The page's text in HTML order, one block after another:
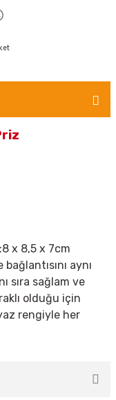
x 8,5 x 7cm
aynı
sıra sağlam ve
olduğu için
rengiyle her